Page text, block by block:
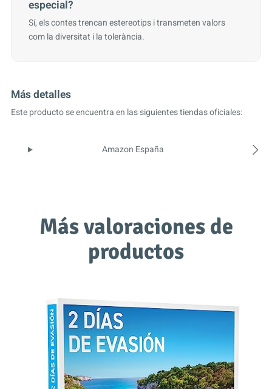
especial?
Sí, els contes trencan estereotips i transmeten valors
com la diversitat i la tolerància.
Más detalles
Este producto se encuentra en las siguientes tiendas oficiales:
Amazon España
Más valoraciones de
productos